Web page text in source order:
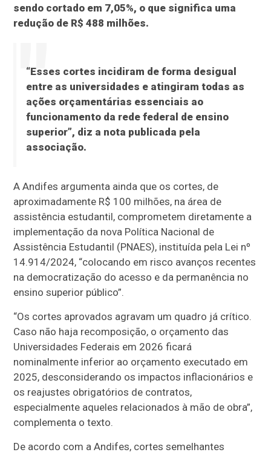
sendo cortado em 7,05%, o que significa uma
redução de R$ 488 milhões.
“Esses cortes incidiram de forma desigual
entre as universidades e atingiram todas as
ações orçamentárias essenciais ao
funcionamento da rede federal de ensino
superior”, diz a nota publicada pela
associação.
A Andifes argumenta ainda que os cortes, de
aproximadamente R$ 100 milhões, na área de
assistência estudantil, comprometem diretamente a
implementação da nova Política Nacional de
Assistência Estudantil (PNAES), instituída pela Lei nº
14.914/2024, “colocando em risco avanços recentes
na democratização do acesso e da permanência no
ensino superior público”.
“Os cortes aprovados agravam um quadro já crítico.
Caso não haja recomposição, o orçamento das
Universidades Federais em 2026 ficará
nominalmente inferior ao orçamento executado em
2025, desconsiderando os impactos inflacionários e
os reajustes obrigatórios de contratos,
especialmente aqueles relacionados à mão de obra”,
complementa o texto.
De acordo com a Andifes, cortes semelhantes